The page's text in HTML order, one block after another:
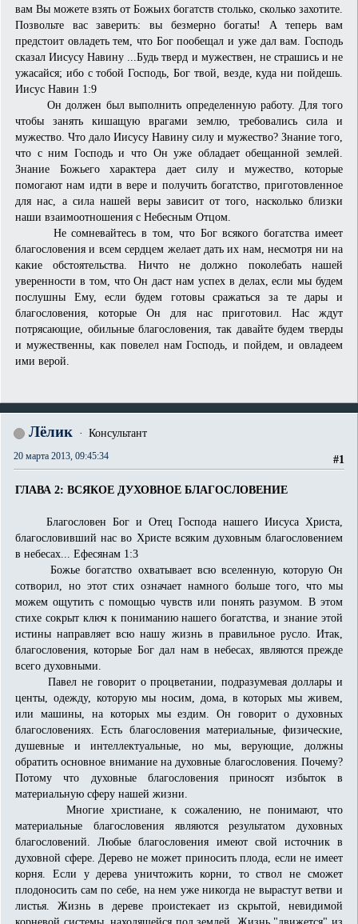
вам Вы можете взять от Божьих богатств столько, сколько захотите.
Позвольте вас заверить: вы безмерно богаты! А теперь вам
предстоит овладеть тем, что Бог пообещал и уже дал вам. Господь
сказал Иисусу Навину ...Будь тверд и мужествен, не страшись и не
ужасайся; ибо с тобой Господь, Бог твой, везде, куда ни пойдешь.
Иисус Навин 1:9
Он должен был выполнить определенную работу. Для того
чтобы занять кишащую врагами землю, требовались сила и
мужество. Что дало Иисусу Навину силу и мужество? Знание того,
что с ним Господь и что Он уже обладает обещанной землей.
Знание Божьего характера дает силу и мужество, которые
помогают нам идти в вере и получить богатство, приготовленное
для нас, а сила нашей веры зависит от того, насколько близки
наши взаимоотношения с Небесным Отцом.
Не сомневайтесь в том, что Бог всякого богатства имеет
благословения и всем сердцем желает дать их нам, несмотря ни на
какие обстоятельства. Ничто не должно поколебать нашей
уверенности в том, что Он даст нам успех в делах, если мы будем
послушны Ему, если будем готовы сражаться за те дары и
благословения, которые Он для нас приготовил. Нас ждут
потрясающие, обильные благословения, так давайте будем тверды
и мужественны, как повелел нам Господь, и пойдем, и овладеем
ими верой.
Лёлик Консультант
#1
20 марта 2013, 09:45:34
ГЛАВА 2: ВСЯКОЕ ДУХОВНОЕ БЛАГОСЛОВЕНИЕ
Благословен Бог и Отец Господа нашего Иисуса Христа,
благословивший нас во Христе всяким духовным благословением
в небе­сах... Ефесянам 1:3
Божье богатство охватывает всю вселенную, которую Он
сотворил, но этот стих означает намного больше того, что мы
можем ощутить с помощью чувств или понять разумом. В этом
стихе сокрыт ключ к пониманию нашего богатства, и знание этой
истины направляет всю нашу жизнь в правильное русло. Итак,
благословения, которые Бог дал нам в небесах, являются прежде
всего духовными.
Павел не говорит о процветании, подразумевая доллары и
центы, одежду, которую мы носим, дома, в которых мы живем,
или машины, на которых мы ездим. Он говорит о духовных
благословениях. Есть благословения материальные, физические,
душевные и интеллектуальные, но мы, верующие, должны
обратить основное внимание на духовные благословения. Почему?
Потому что духовные благословения приносят избыток в
материальную сферу нашей жизни.
Многие христиане, к сожалению, не понимают, что
материальные благословения являются результатом духовных
благословений. Любые благословения имеют свой источник в
духовной сфере. Дерево не может приносить плода, если не имеет
корня. Если у дерева уничтожить корни, то ствол не сможет
плодоносить сам по себе, на нем уже никогда не вырастут ветви и
листья. Жизнь в дереве проистекает из скрытой, невидимой
корневой системы, находящейся под землей. Жизнь "движется" из